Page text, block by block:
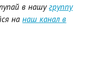
в нашугруппу
нанаш канал в